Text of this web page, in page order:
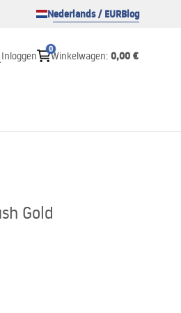
Nederlands / EURBlog
Inloggen
0
Winkelwagen: 0,00 €
Gold